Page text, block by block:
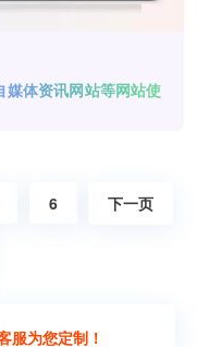
体资讯网站等网站使
6 下一页
服为您定制！